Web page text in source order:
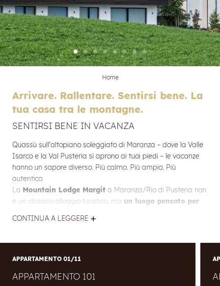
Home
Arrivare. Rallentare. Sentirsi bene. La
tua casa tra le montagne.
SENTIRSI BENE IN VACANZA
Quassù sull'altopiano soleggiato di Maranza – dove la Valle
Isarco e la Val Pusteria si aprono ai tuoi piedi – le vacanze
hanno un sapore diverso. Più calmo. Più ampio. Più
autentico.
La Mountain Lodge Margit a Maranza/Rio di Pusteria non
è un classico alloggio turistico, ma un luogo pensato per
consapevole.
A1.414 metri di altitudine, nel cuore dell'Alto Adige e con
appartamenti di design, dove comfort alpino e stile
contemporaneo si incontrano
CONTINUA A LEGGERE
APPARTAMENTO 01/11
APPARTAMENTO 101